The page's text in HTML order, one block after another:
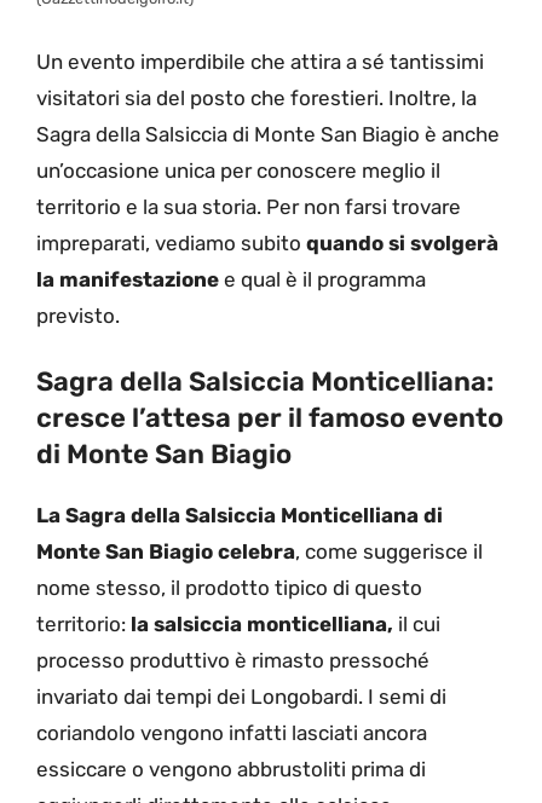
Un evento imperdibile che attira a sé tantissimi
visitatori sia del posto che forestieri. Inoltre, la
Sagra della Salsiccia di Monte San Biagio è anche
un’occasione unica per conoscere meglio il
territorio e la sua storia. Per non farsi trovare
impreparati, vediamo subito quando si svolgerà
la manifestazione e qual è il programma
previsto.
Sagra della Salsiccia Monticelliana:
cresce l’attesa per il famoso evento
di Monte San Biagio
La Sagra della Salsiccia Monticelliana di
Monte San Biagio celebra, come suggerisce il
nome stesso, il prodotto tipico di questo
territorio: la salsiccia monticelliana, il cui
processo produttivo è rimasto pressoché
invariato dai tempi dei Longobardi. I semi di
coriandolo vengono infatti lasciati ancora
essiccare o vengono abbrustoliti prima di